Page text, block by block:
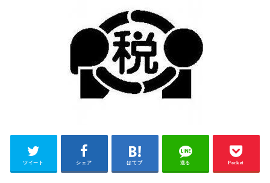
ツイート シェア はてブ 送る Pocket